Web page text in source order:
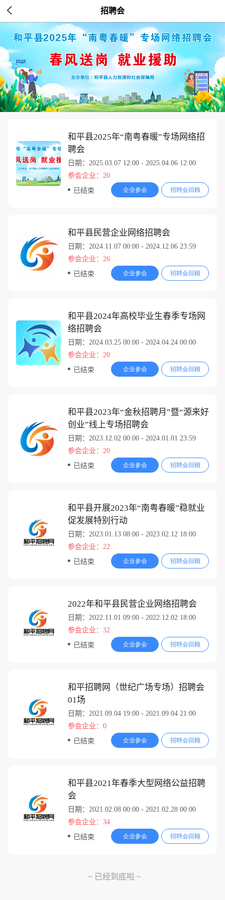
 招聘会
和平县2025年“南粤春暖”专场网络招
聘会
日期：2025.03.07 12:00 - 2025.04.06 12:00
参会企业：20
已结束
企业参会 招聘会回顾
和平县民营企业网络招聘会
日期：2024.11.07 00:00 - 2024.12.06 23:59
参会企业：26
已结束
企业参会 招聘会回顾
和平县2024年高校毕业生春季专场网
络招聘会
日期：2024.03.25 00:00 - 2024.04.24 00:00
参会企业：20
已结束
企业参会 招聘会回顾
和平县2023年“金秋招聘月”暨“源来好
创业”线上专场招聘会
日期：2023.12.02 00:00 - 2024.01.01 23:59
参会企业：20
已结束
企业参会 招聘会回顾
和平县开展2023年“南粤春暖”稳就业
促发展特别行动
日期：2023.01.13 08:00 - 2023.02.12 18:00
参会企业：22
已结束
企业参会 招聘会回顾
2022年和平县民营企业网络招聘会
日期：2022.11.01 09:00 - 2022.12.02 18:00
参会企业：32
已结束
企业参会 招聘会回顾
和平招聘网（世纪广场专场）招聘会
01场
日期：2021.09.04 19:00 - 2021.09.04 21:00
参会企业：0
已结束
企业参会 招聘会回顾
和平县2021年春季大型网络公益招聘
会
日期：2021.02.08 00:00 - 2021.02.28 00:00
参会企业：34
已结束
企业参会 招聘会回顾
~ 已经到底啦 ~